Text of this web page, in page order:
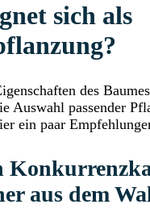
sich als
des
Auswahl passender
ein paar
aus dem